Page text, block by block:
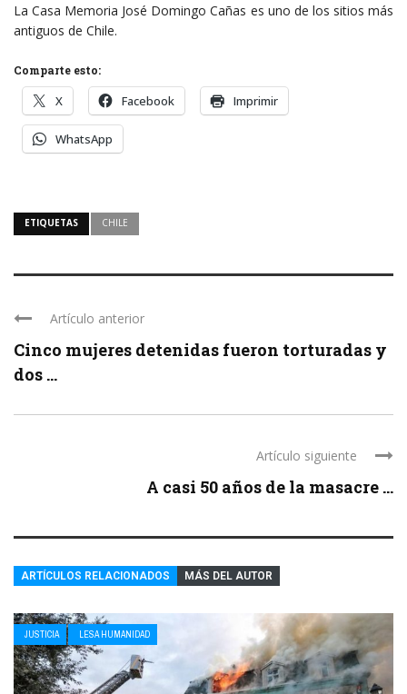
La Casa Memoria José Domingo Cañas es uno de los sitios más
antiguos de Chile.
Comparte esto:
X Facebook Imprimir
WhatsApp
ETIQUETAS CHILE
Artículo anterior
Cinco mujeres detenidas fueron torturadas y
dos ...
Artículo siguiente
A casi 50 años de la masacre ...
ARTÍCULOS RELACIONADOS MÁS DEL AUTOR
JUSTICIA LESA HUMANIDAD